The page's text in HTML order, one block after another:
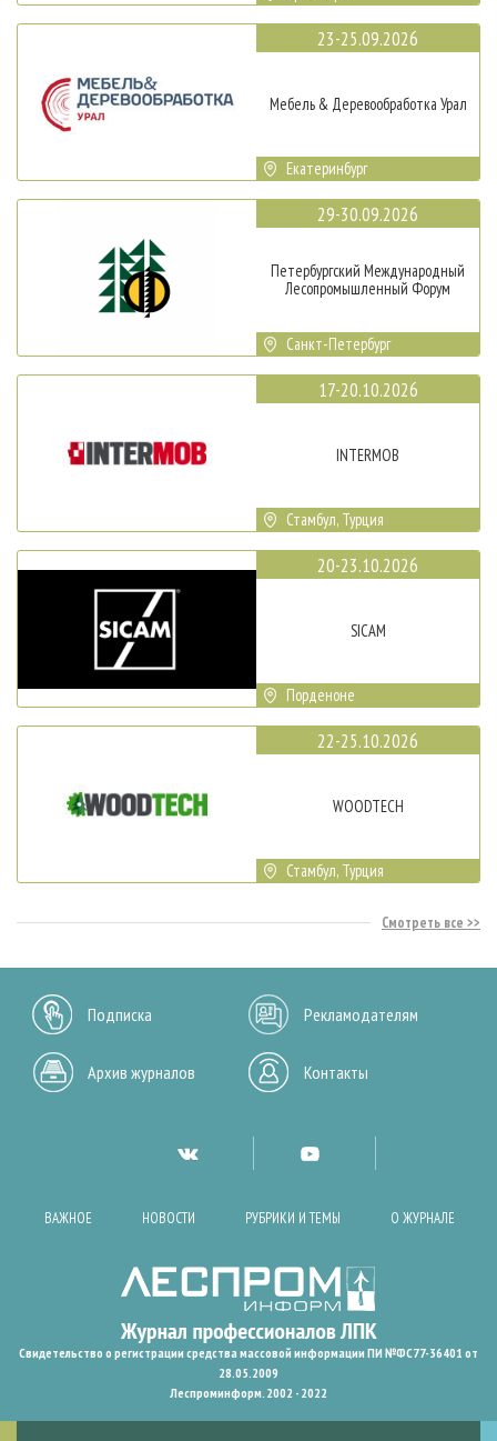
23-25.09.2026
Мебель & Деревообработка Урал
Екатеринбург
29-30.09.2026
Петербургский Международный
Лесопромышленный Форум
Санкт-Петербург
17-20.10.2026
INTERMOB
Стамбул, Турция
20-23.10.2026
SICAM
Порденоне
22-25.10.2026
WOODTECH
Стамбул, Турция
Смотреть все
Подписка Рекламодателям
Архив журналов Контакты
ВАЖНОЕ НОВОСТИ РУБРИКИ И ТЕМЫ О ЖУРНАЛЕ
Свидетельство о регистрации средства массовой информации ПИ №ФС77-36401 от
28.05.2009
Леспроминформ. 2002 - 2022